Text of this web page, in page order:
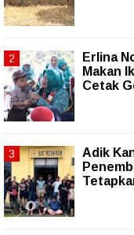
Erlina
Makan
Cetak
Adik